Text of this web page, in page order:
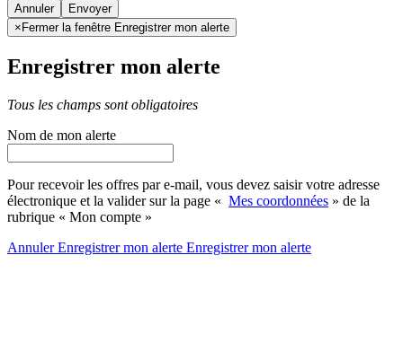
Annuler
× Fermer la fenêtre Enregistrer mon alerte
Enregistrer mon alerte
Tous les champs sont obligatoires
Nom de mon alerte
Pour recevoir les offres par e-mail, vous devez saisir votre adresse
électronique et la valider sur la page « Mes coordonnées » de la
rubrique « Mon compte »
AnnulerEnregistrer mon alerte Enregistrermon alerte